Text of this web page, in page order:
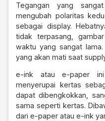
Tegangan yang
mengubah polaritas
sebagai display.
tidak terpasang,
waktu yang sangat
yang akan mati saat
e-ink atau e-paper ini
menyerupai kertas
dapat dibengkokkan,
sama seperti kertas.
dari e-paper atau e-ink